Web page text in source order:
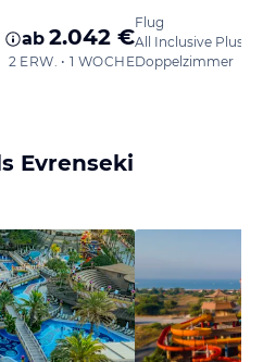
ab 2.042 €
2 ERW. • 1 WOCHE
Flug
All Inclusive Plus
Doppelzimmer
Evrenseki